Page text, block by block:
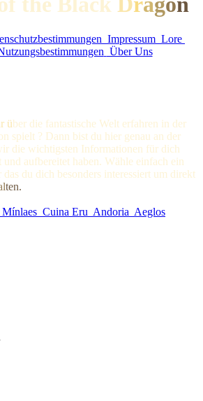
Impressum Lore
Über Uns
über die fantastische Welt erfahren in der
spielt ? Dann bist du hier genau an der
die wichtigsten Informationen für dich
und aufbereitet haben. Wähle einfach ein
du dich besonders interessiert um direkt
ten.
Mínlaes Cuina Eru Andoria Aeglos